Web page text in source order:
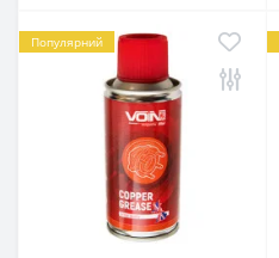
Популярний